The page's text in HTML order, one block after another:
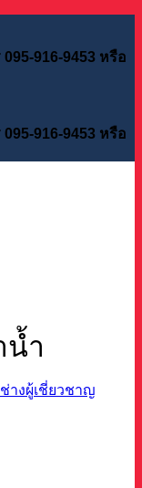
916-9453 หรือ
916-9453 หรือ
างผู้เชี่ยวชาญ
น้ำ